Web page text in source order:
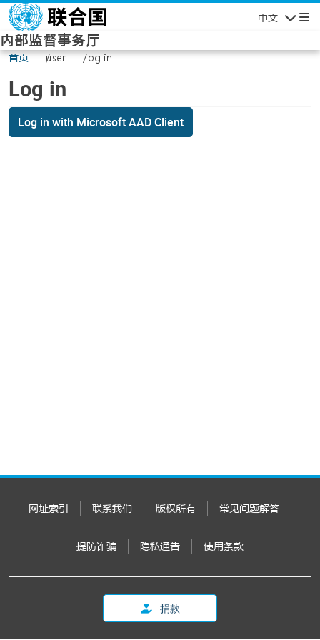
Skip to main content
中文
内部监督事务厅
首页 user Log in
Log in
Log in with Microsoft AAD Client
网址索引 联系我们 版权所有 常见问题解答
提防诈骗 隐私通告 使用条款
捐款